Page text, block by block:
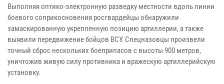
Выполняя оптико-электронную разведку местности вдоль линии
боевого соприкосновения росгвардейцы обнаружили
замаскированную укрепленную позицию артиллерии, а также
выявили передвижение бойцов ВСУ. Спецназовцы произвели
точный сброс нескольких боеприпасов с высоты 900 метров,
уничтожив живую силу противника и вражескую артиллерийскую
установку.